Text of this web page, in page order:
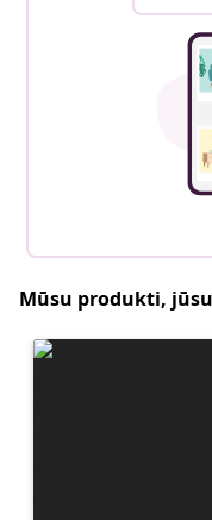
Mūsu produkti,